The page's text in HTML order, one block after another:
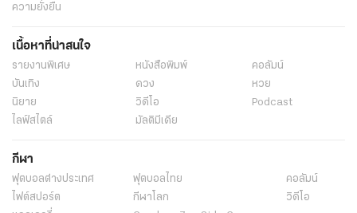
ความยั่งยืน
เนื้อหาที่น่าสนใจ
รายงานพิเศษ หนังสือพิมพ์
คอลัมน์
บันเทิง
ดวง
หวย
นิยาย
วิดีโอ
Podcast
ไลฟ์สไตล์
มัลติมีเดีย
กีฬา
ฟุตบอลต่่างประเทศ ฟุตบอลไทย
คอลัมน์
ไฟต์สปอร์ต
กีฬาโลก
วิดีโอ